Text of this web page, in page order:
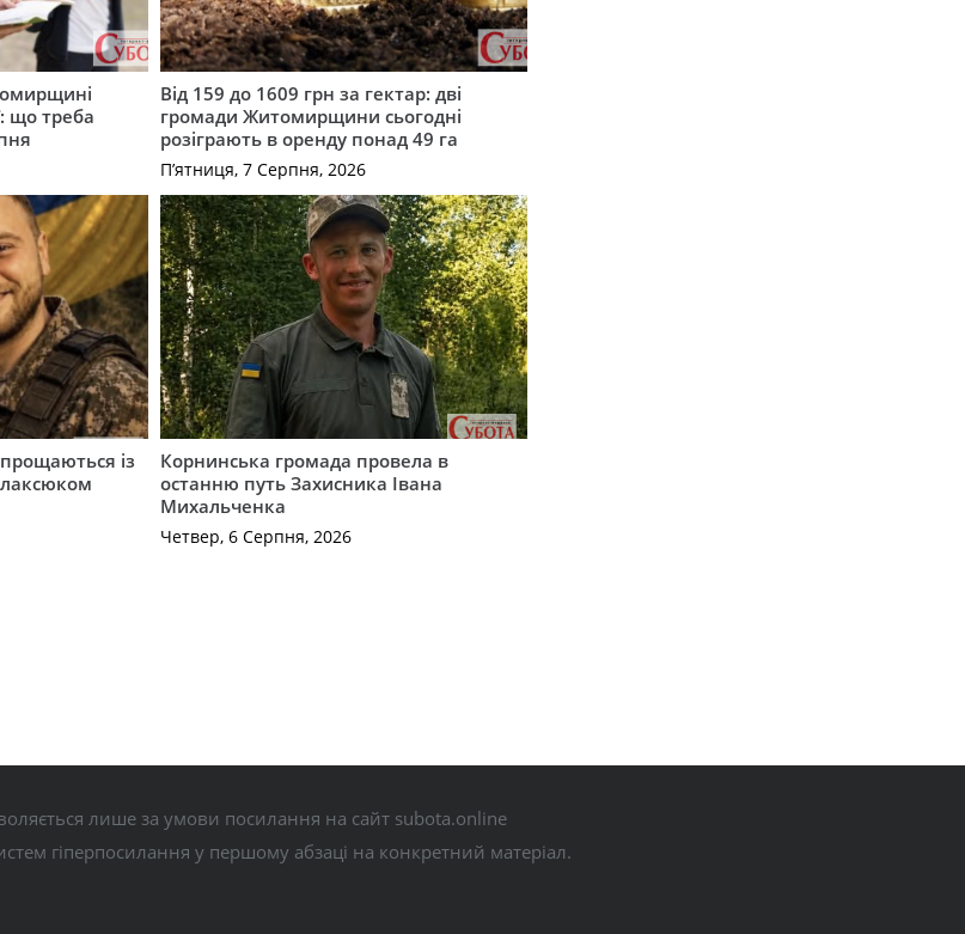
що треба
Від 159 до 1609 грн за гектар: дві
громади Житомирщини сьогодні
розіграють в оренду понад 49 га
П’ятниця, 7 Серпня, 2026
із
Корнинська громада провела в
останню путь Захисника Івана
Михальченка
Четвер, 6 Серпня, 2026
лише за умови посилання на сайт subota.online
гіперпосилання у першому абзаці на конкретний матеріал.